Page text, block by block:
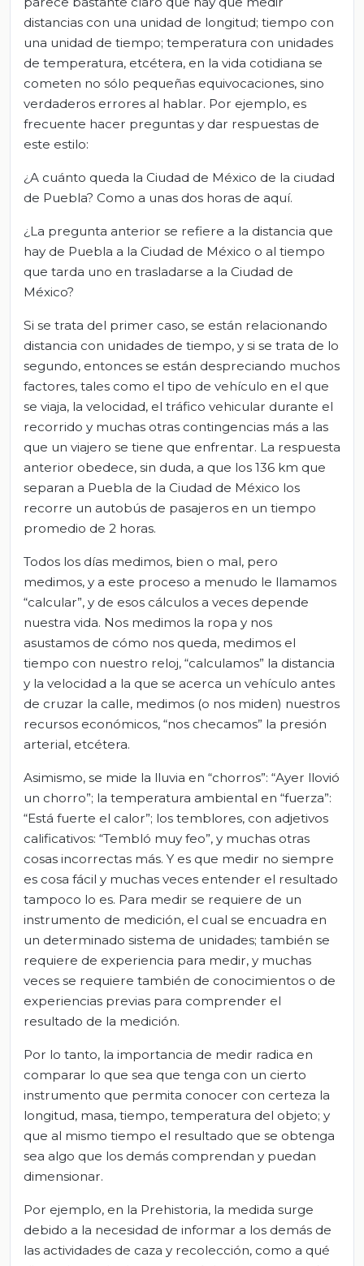
distancias con una unidad de longitud; tiempo con
una unidad de tiempo; temperatura con unidades
de temperatura, etcétera, en la vida cotidiana se
cometen no sólo pequeñas equivocaciones, sino
verdaderos errores al hablar. Por ejemplo, es
frecuente hacer preguntas y dar respuestas de
este estilo:
¿A cuánto queda la Ciudad de México de la ciudad
de Puebla? Como a unas dos horas de aquí.
¿La pregunta anterior se refiere a la distancia que
hay de Puebla a la Ciudad de México o al tiempo
que tarda uno en trasladarse a la Ciudad de
México?
Si se trata del primer caso, se están relacionando
distancia con unidades de tiempo, y si se trata de lo
segundo, entonces se están despreciando muchos
factores, tales como el tipo de vehículo en el que
se viaja, la velocidad, el tráfico vehicular durante el
recorrido y muchas otras contingencias más a las
que un viajero se tiene que enfrentar. La respuesta
anterior obedece, sin duda, a que los 136 km que
separan a Puebla de la Ciudad de México los
recorre un autobús de pasajeros en un tiempo
promedio de 2 horas.
Todos los días medimos, bien o mal, pero
medimos, y a este proceso a menudo le llamamos
“calcular”, y de esos cálculos a veces depende
nuestra vida. Nos medimos la ropa y nos
asustamos de cómo nos queda, medimos el
tiempo con nuestro reloj, “calculamos” la distancia
y la velocidad a la que se acerca un vehículo antes
de cruzar la calle, medimos (o nos miden) nuestros
recursos económicos, “nos checamos” la presión
arterial, etcétera.
Asimismo, se mide la lluvia en “chorros”: “Ayer llovió
un chorro”; la temperatura ambiental en “fuerza”:
“Está fuerte el calor”; los temblores, con adjetivos
calificativos: “Tembló muy feo”, y muchas otras
cosas incorrectas más. Y es que medir no siempre
es cosa fácil y muchas veces entender el resultado
tampoco lo es. Para medir se requiere de un
instrumento de medición, el cual se encuadra en
un determinado sistema de unidades; también se
requiere de experiencia para medir, y muchas
veces se requiere también de conocimientos o de
experiencias previas para comprender el
resultado de la medición.
Por lo tanto, la importancia de medir radica en
comparar lo que sea que tenga con un cierto
instrumento que permita conocer con certeza la
longitud, masa, tiempo, temperatura del objeto; y
que al mismo tiempo el resultado que se obtenga
sea algo que los demás comprendan y puedan
dimensionar.
Por ejemplo, en la Prehistoria, la medida surge
debido a la necesidad de informar a los demás de
las actividades de caza y recolección, como a qué